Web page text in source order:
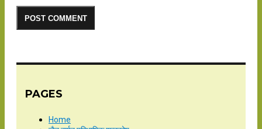
PAGES
Home